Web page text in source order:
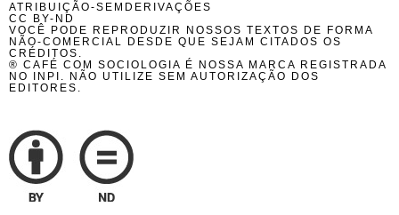
ATRIBUIÇÃO-SEMDERIVAÇÕES
CC BY-ND
VOCÊ PODE REPRODUZIR NOSSOS TEXTOS DE FORMA
NÃO-COMERCIAL DESDE QUE SEJAM CITADOS OS
CRÉDITOS.
® CAFÉ COM SOCIOLOGIA É NOSSA MARCA REGISTRADA
NO INPI. NÃO UTILIZE SEM AUTORIZAÇÃO DOS
EDITORES.